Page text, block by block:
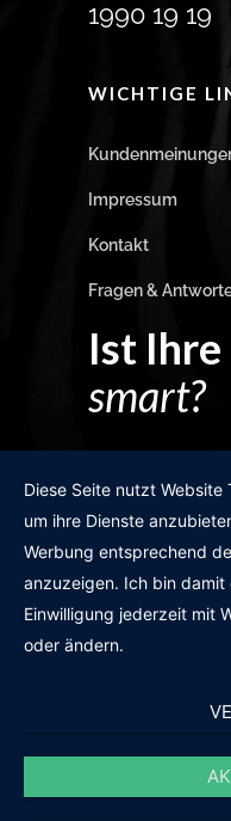
1990 19 19
WICHTIGE
Impressum
Kontakt
Fragen &
Ist
smart?
GRATIS
Diese Seite nutzt
um ihre Dienste
Werbung entsprechend
anzuzeigen. Ich bin
Einwilligung jederzeit mit
oder ändern.